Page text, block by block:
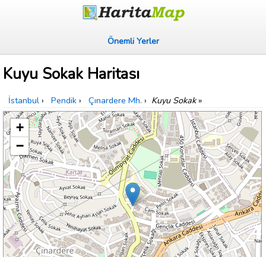
Önemli Yerler
Kuyu Sokak Haritası
İstanbul › Pendik › Çınardere Mh. › Kuyu Sokak»
+
−